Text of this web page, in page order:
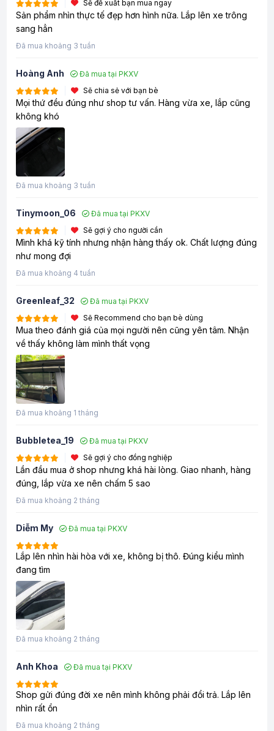
Sẽ đề xuất bạn mua ngay
Sản phẩm nhìn thực tế đẹp hơn hình nữa. Lắp lên xe trông
sang hẳn
Đã mua khoảng 3 tuần
Hoàng Anh
Đã mua tại PKXV
Sẽ chia sẻ với bạn bè
Mọi thứ đều đúng như shop tư vấn. Hàng vừa xe, lắp cũng
không khó
Đã mua khoảng 3 tuần
Tinymoon_06
Đã mua tại PKXV
Sẽ gợi ý cho người cần
Mình khá kỹ tính nhưng nhận hàng thấy ok. Chất lượng đúng
như mong đợi
Đã mua khoảng 4 tuần
Greenleaf_32
Đã mua tại PKXV
Sẽ Recommend cho bạn bè dùng
Mua theo đánh giá của mọi người nên cũng yên tâm. Nhận
về thấy không làm mình thất vọng
Đã mua khoảng 1 tháng
Bubbletea_19
Đã mua tại PKXV
Sẽ gợi ý cho đồng nghiệp
Lần đầu mua ở shop nhưng khá hài lòng. Giao nhanh, hàng
đúng, lắp vừa xe nên chấm 5 sao
Đã mua khoảng 2 tháng
Diễm My Đã mua tại PKXV
Lắp lên nhìn hài hòa với xe, không bị thô. Đúng kiểu mình
đang tìm
Đã mua khoảng 2 tháng
Anh Khoa Đã mua tại PKXV
Shop gửi đúng đời xe nên mình không phải đổi trả. Lắp lên
nhìn rất ổn
Đã mua khoảng 2 tháng